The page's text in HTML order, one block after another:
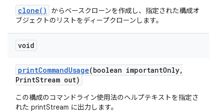
clone()
からベースクローンを作成し、指定された構成オ
ブジェクトのリストをディープクローンします。
void
printCommandUsage(boolean importantOnly,
PrintStream out)
この構成のコマンドライン使用法のヘルプテキストを指定さ
れた printStream に出力します。